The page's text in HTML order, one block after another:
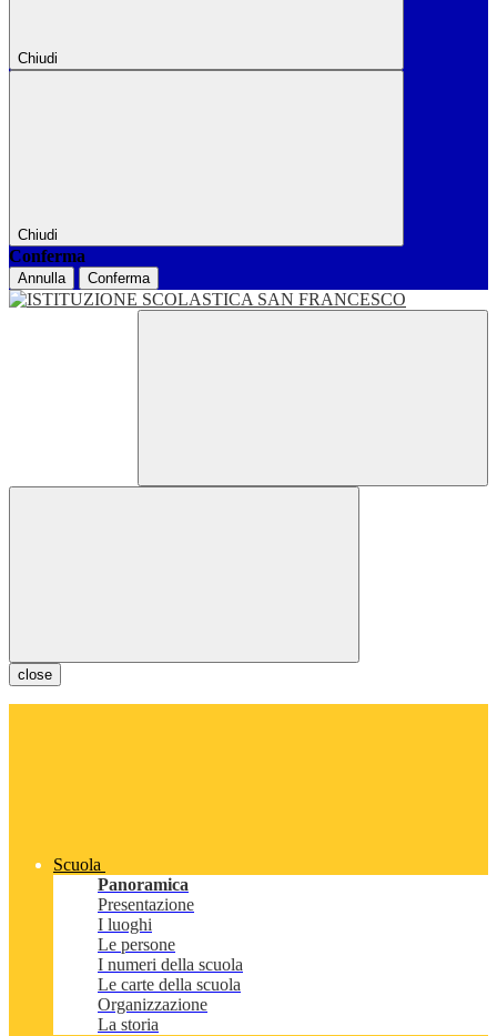
Chiudi
Chiudi
Conferma
Annulla Conferma
close
Scuola
Panoramica
Presentazione
I luoghi
Le persone
I numeri della scuola
Le carte della scuola
Organizzazione
La storia